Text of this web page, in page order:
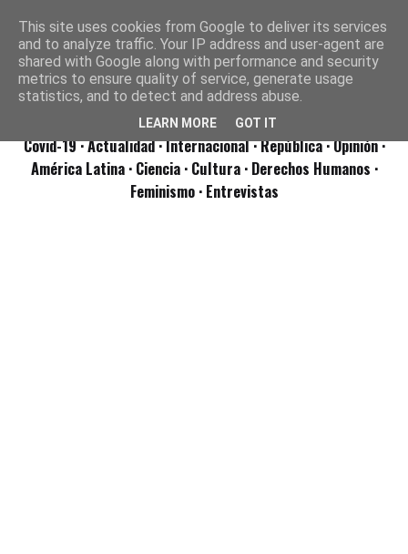
Covid-19· Actualidad· Internacional· República· Opinión·
América Latina · Ciencia · Cultura · Derechos Humanos ·
Feminismo · Entrevistas
This site uses cookies from Google to deliver its services
and to analyze traffic. Your IP address and user-agent are
shared with Google along with performance and security
metrics to ensure quality of service, generate usage
statistics, and to detect and address abuse.
LEARN MORE GOT IT